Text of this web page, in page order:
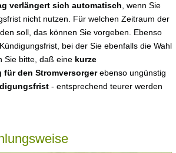
verlängert sich automatisch , wenn Sie
nicht nutzen. Für welchen Zeitraum der
soll, das können Sie vorgeben. Ebenso
bei der Sie ebenfalls die Wahl
Sie bitte, daß eine kurze
für den Stromversorgerebenso ungünstig
- entsprechend teurer werden